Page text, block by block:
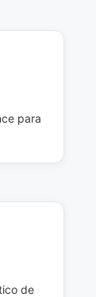
para
de